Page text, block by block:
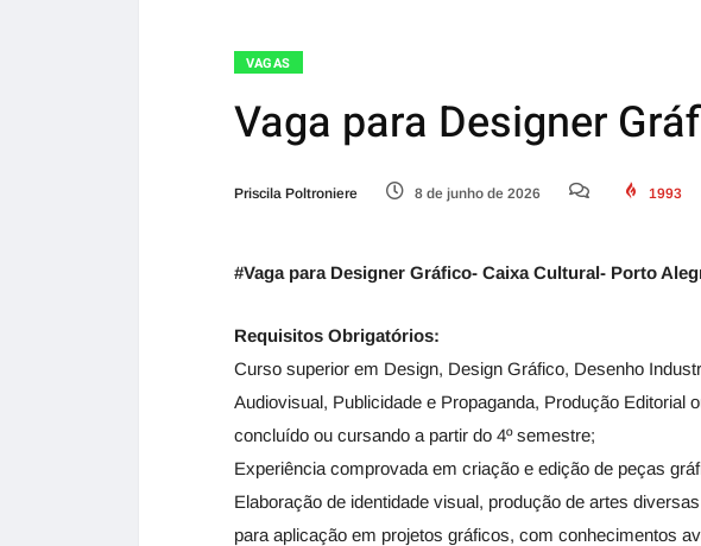
VAGAS
Vaga para Designer
Priscila Poltroniere 8 de junho de 2026 1993
#Vaga para Designer Gráfico- Caixa Cultural- Porto
Requisitos Obrigatórios:
Curso superior em Design, Design Gráfico, Desenho
Audiovisual, Publicidade e Propaganda, Produção Editorial
concluído ou cursando a partir do 4º semestre;
Experiência comprovada em criação e edição de peças
Elaboração de identidade visual, produção de artes
para aplicação em projetos gráficos, com conhecimentos